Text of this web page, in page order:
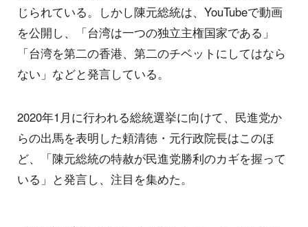
じられている。しかし陳元総統は、YouTubeで動画
を公開し、「台湾は一つの独立主権国家である」
「台湾を第二の香港、第二のチベットにしてはなら
ない」などと発言している。
2020年1月に行われる総統選挙に向けて、民進党か
らの出馬を表明した頼清徳・元行政院長はこのほ
ど、「陳元総統の特赦が民進党勝利のカギを握って
いる」と発言し、注目を集めた。